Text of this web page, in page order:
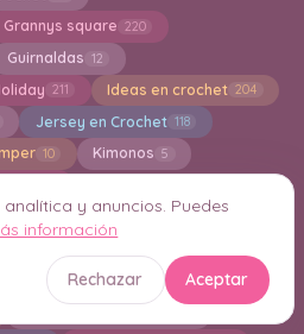
Grannys square 220
Guirnaldas 12
211 Ideas en crochet 204
Jersey en Crochet 118
10 Kimonos 5
crochet 4
4 Macrame 4
y anuncios. Puedes
información
Rechazar Aceptar